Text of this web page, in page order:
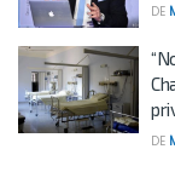
DE
DE